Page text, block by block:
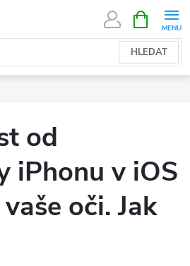
HLEDAT
NÁKUPNÍ
KOŠÍK
od
iPhonu v iOS
oči. Jak